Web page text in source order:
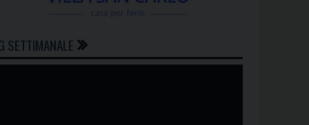
SETTIMANALE